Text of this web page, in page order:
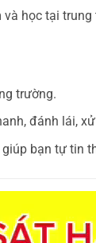
và học tại trung
trường.
đánh lái,
bạn tự tin